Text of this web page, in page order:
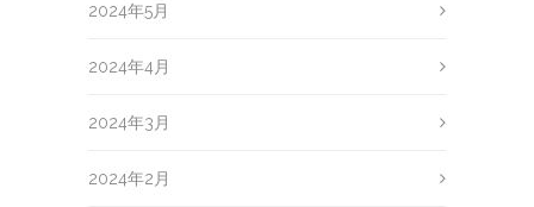
2024年5月
2024年4月
2024年3月
2024年2月